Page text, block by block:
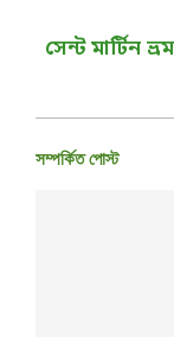
সেন্ট মার্টিন
সম্পর্কিত পোস্ট